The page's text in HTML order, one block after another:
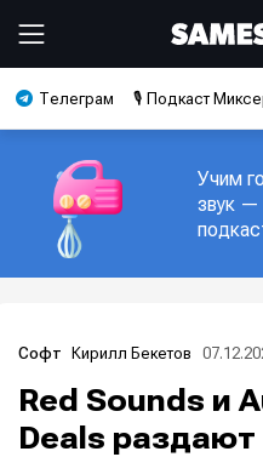
Телеграм 🎙️ Подкаст
Учим
звук —
Софт Кирилл Бекетов
Red Sounds и
Deals